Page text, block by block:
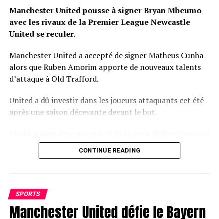
Manchester United pousse à signer Bryan Mbeumo
avec les rivaux de la Premier League Newcastle
United se reculer.
Manchester United a accepté de signer Matheus Cunha
alors que Ruben Amorim apporte de nouveaux talents
d’attaque à Old Trafford.
United a dû investir dans les joueurs attaquants cet été
après une saison décevante devant le but.
Wanderers la saison dernière, mais lui seul ne résoudra
pas les problèmes d’attaque de United.
échoué, mais l’attaquant de Brentford reste une cible
clé pour Amorim.
CONTINUE READING
SPORTS
Manchester United défie le Bayern